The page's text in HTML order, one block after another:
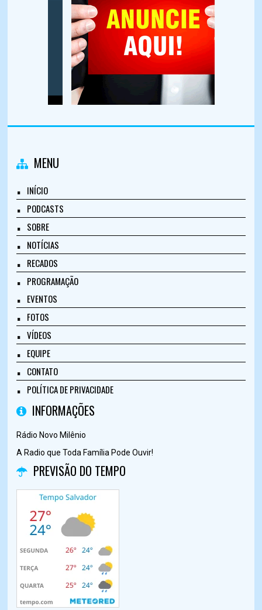
MENU
INÍCIO
PODCASTS
SOBRE
NOTÍCIAS
RECADOS
PROGRAMAÇÃO
EVENTOS
FOTOS
VÍDEOS
EQUIPE
CONTATO
POLÍTICA DE PRIVACIDADE
INFORMAÇÕES
Rádio Novo Milênio
A Radio que Toda Família Pode Ouvir!
PREVISÃO DO TEMPO